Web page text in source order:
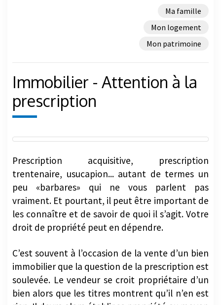
Ma famille
Mon logement
Mon patrimoine
Immobilier - Attention à la
prescription
Prescription acquisitive, prescription
trentenaire, usucapion... autant de termes un
peu «barbares» qui ne vous parlent pas
vraiment. Et pourtant, il peut être important de
les connaître et de savoir de quoi il s’agit. Votre
droit de propriété peut en dépendre.
C’est souvent à l’occasion de la vente d’un bien
immobilier que la question de la prescription est
soulevée. Le vendeur se croit propriétaire d’un
bien alors que les titres montrent qu’il n’en est